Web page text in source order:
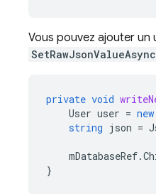
Vous pouvez ajouter un
private void
User user = new
string json =
mDatabaseRef.
}